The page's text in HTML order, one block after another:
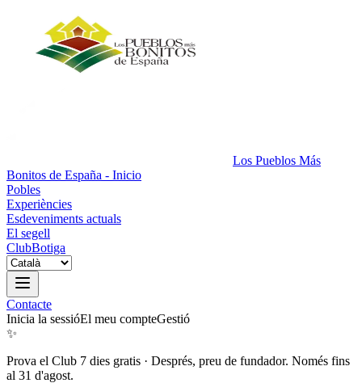
Los Pueblos Más
Bonitos de España - Inicio
Pobles
Experiències
Esdeveniments actuals
El segell
ClubBotiga
Contacte
Inicia la sessióEl meu compteGestió
✨
Prova el Club 7 dies gratis · Després, preu de fundador. Només fins
al 31 d'agost.